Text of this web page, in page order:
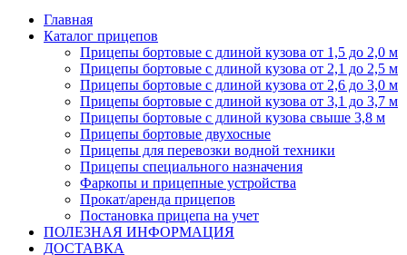
Главная
Каталог прицепов
Прицепы бортовые с длиной кузова от 1,5 до 2,0 м
Прицепы бортовые с длиной кузова от 2,1 до 2,5 м
Прицепы бортовые с длиной кузова от 2,6 до 3,0 м
Прицепы бортовые с длиной кузова от 3,1 до 3,7 м
Прицепы бортовые с длиной кузова свыше 3,8 м
Прицепы бортовые двухосные
Прицепы для перевозки водной техники
Прицепы специального назначения
Фаркопы и прицепные устройства
Прокат/аренда прицепов
Постановка прицепа на учет
ПОЛЕЗНАЯ ИНФОРМАЦИЯ
ДОСТАВКА